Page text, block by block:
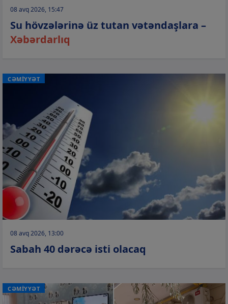
08 avq 2026, 15:47
Su hövzələrinə üz tutan vətəndaşlara –
Xəbərdarlıq
CƏMİYYƏT
08 avq 2026, 13:00
Sabah 40 dərəcə isti olacaq
CƏMİYYƏT